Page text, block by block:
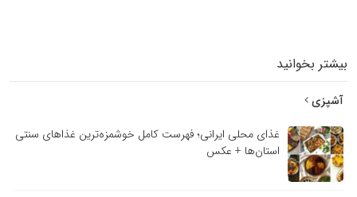
بیشتر بخوانید
آشپزی
غذای محلی ایرانی؛ فهرست کامل خوشمزه‌ترین غذاهای سنتی
استان‌ها + عکس